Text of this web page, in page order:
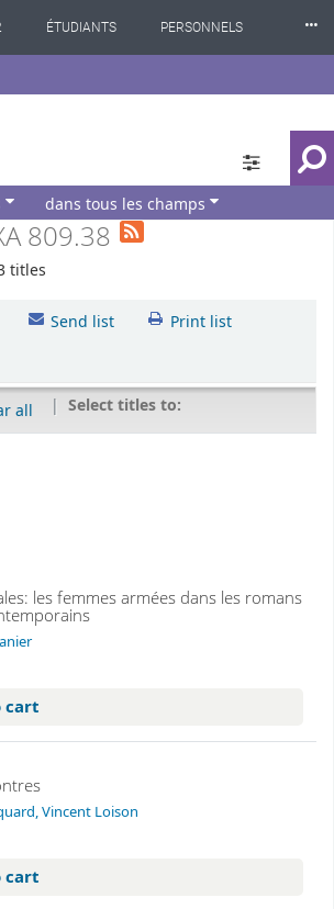
ÉTUDIANTS PERSONNELS ⸱⸱⸱
dans tous les champs
809.38
titles
Send list
Print list
all Select titles to:
les femmes armées dans les romans
cart
Vincent Loison
cart